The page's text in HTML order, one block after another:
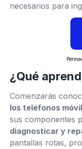
necesarios para
¿Qué
Comenzarás
los teléfonos
sus componentes
diagnosticar y
pantallas rotas,